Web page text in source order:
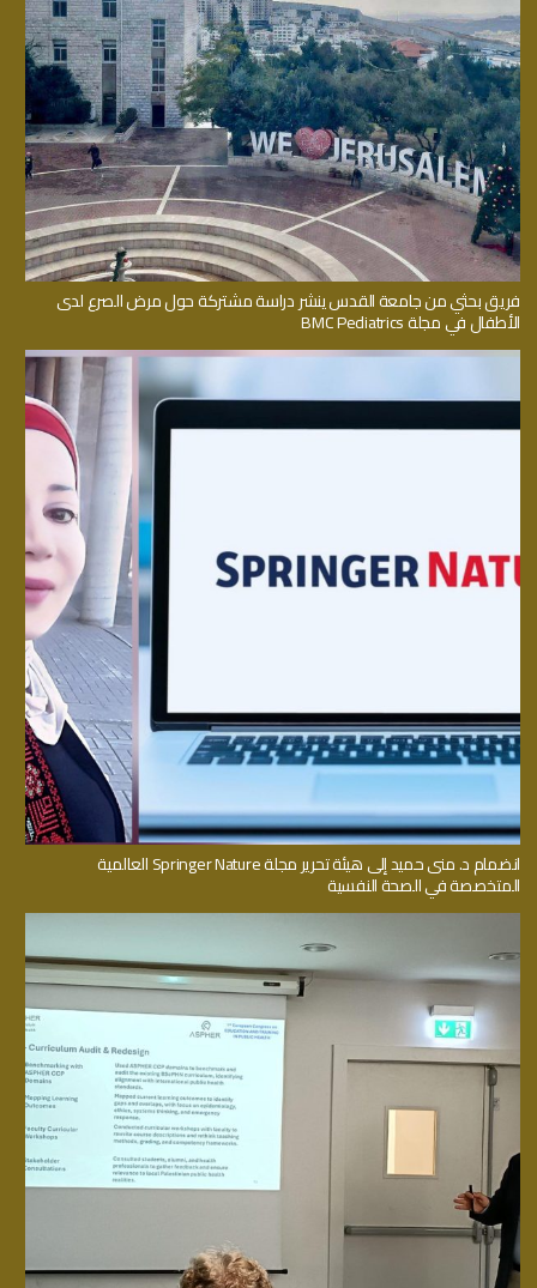
فريق بحثي من جامعة القدس ينشر دراسة مشتركة حول مرض الصرع لدى
الأطفال في مجلة BMC Pediatrics
انضمام د. منى حميد إلى هيئة تحرير مجلة Springer Nature العالمية
المتخصصة في الصحة النفسية